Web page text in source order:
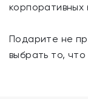
корпоративных
Подарите не
выбрать то,